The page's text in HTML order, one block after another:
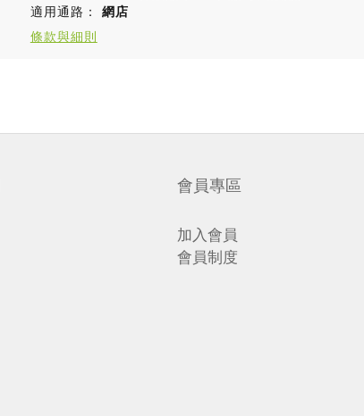
適用通路： 網店
條款與細則
會員專區
加入會員
會員制度